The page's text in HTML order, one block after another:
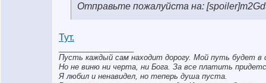
Отправьте пожалуйста на:
Тут.
Пусть каждый сам находит дорогу. Мой путь будет в
Но не виню ни черта, ни Бога. За все платить
Я любил и ненавидел, но теперь душа пуста.